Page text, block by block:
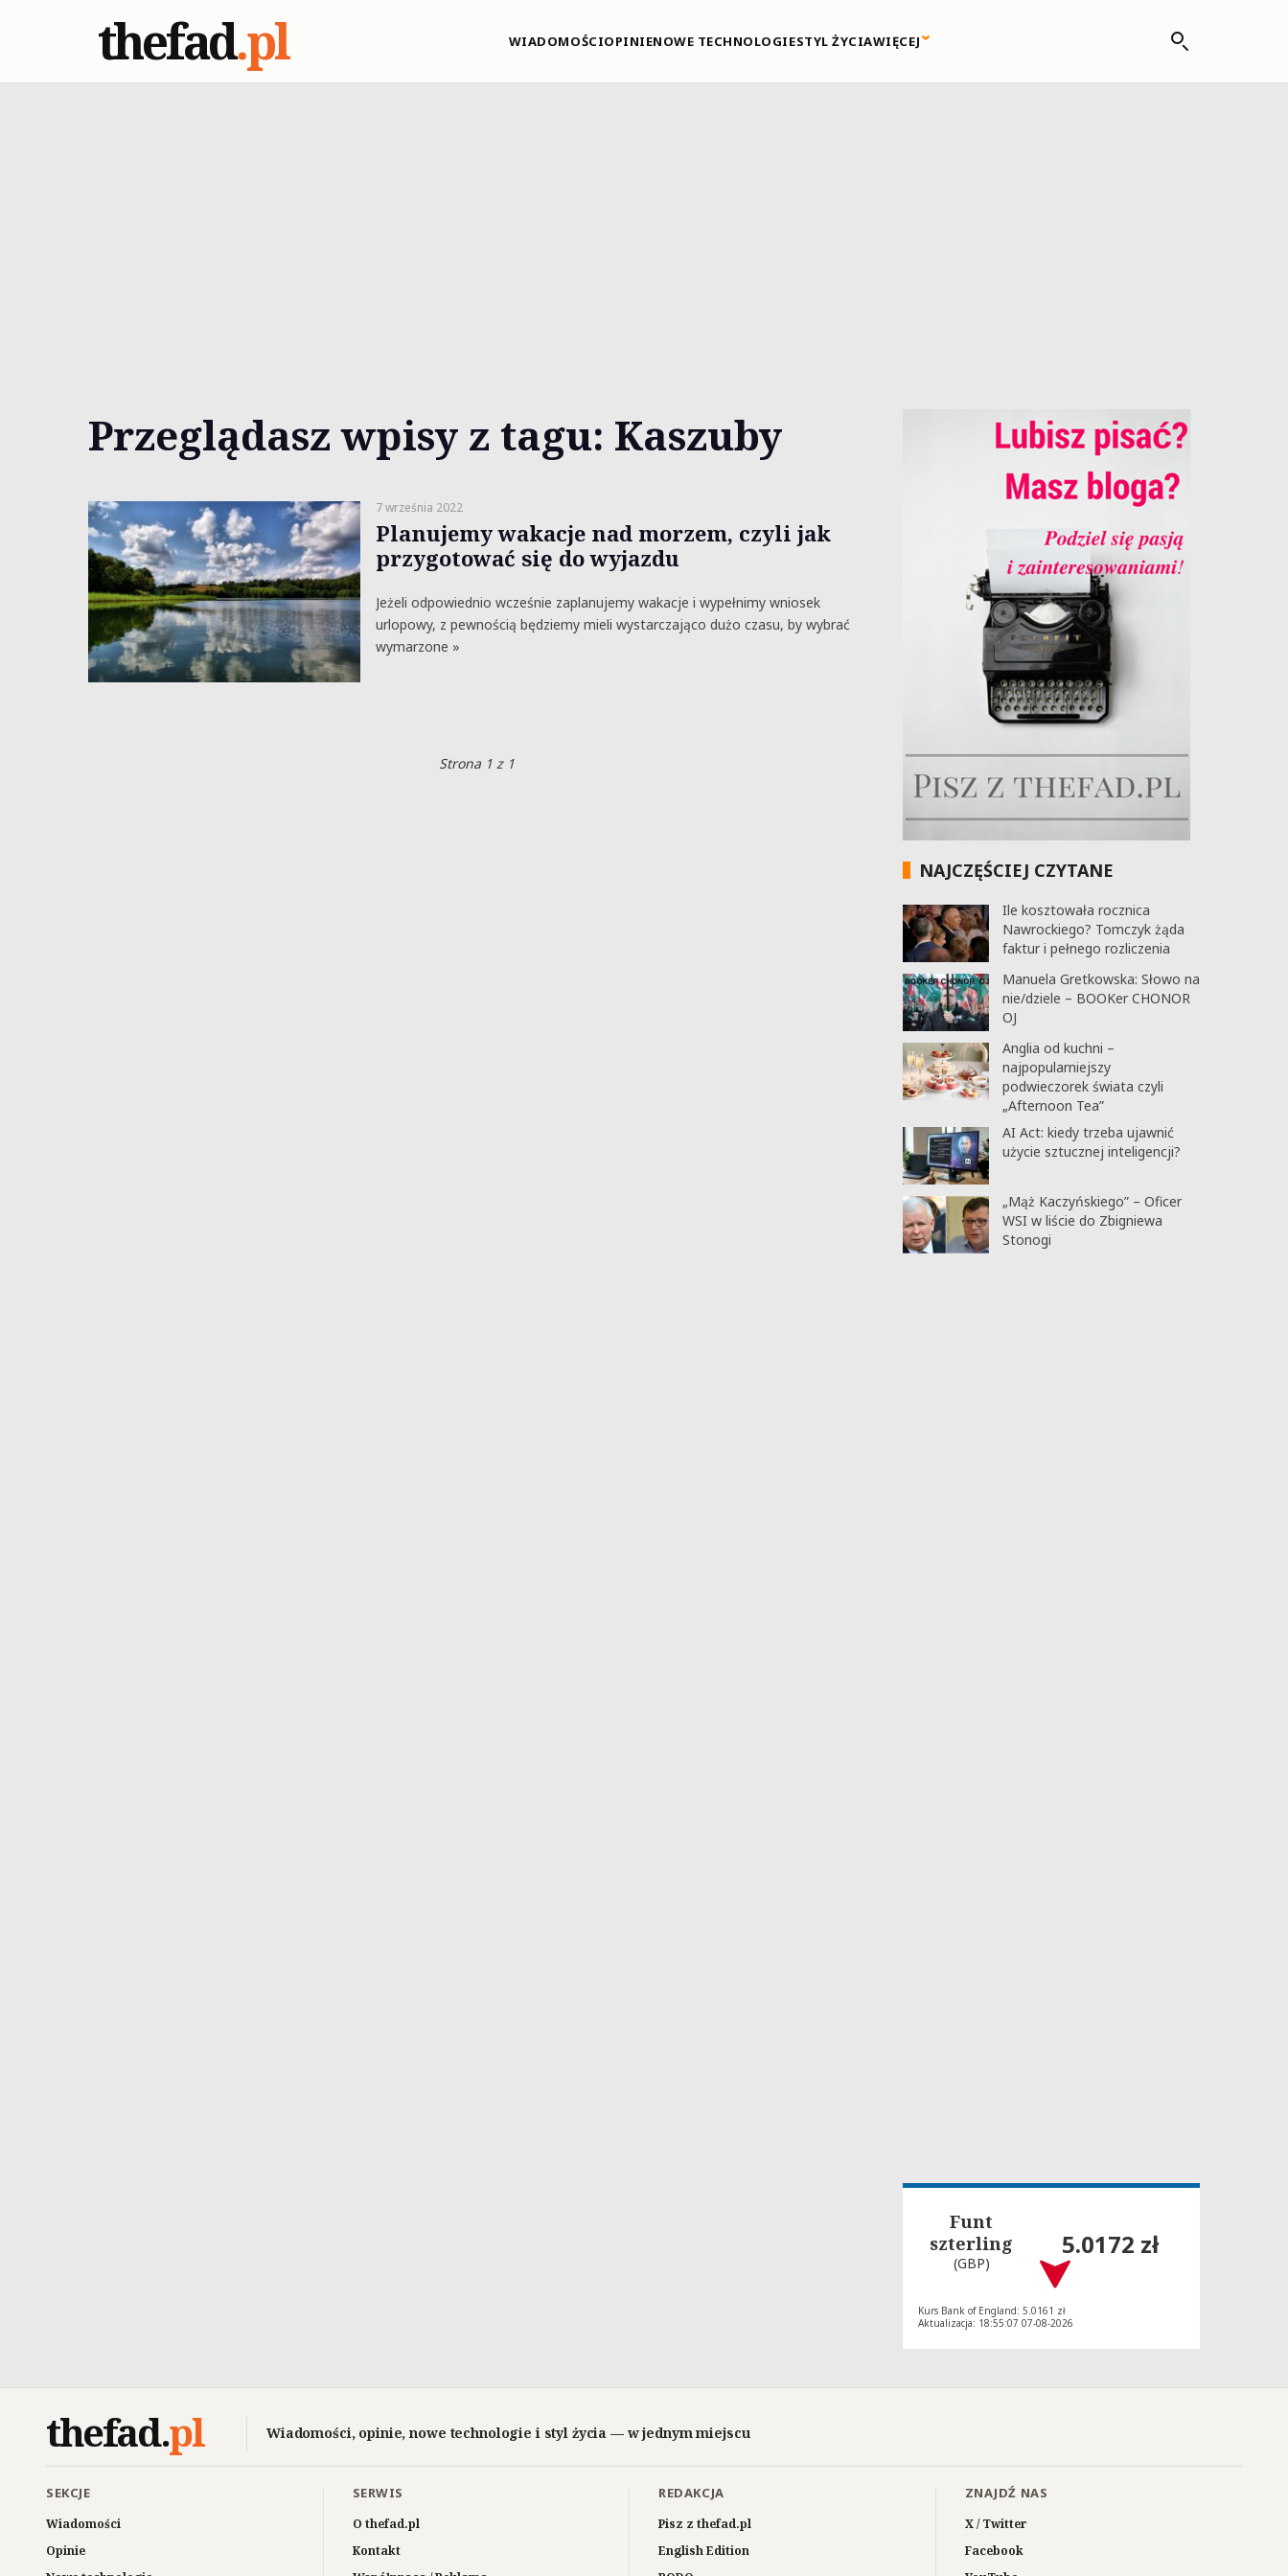
thefad.pl WIADOMOŚCIOPINIENOWE TECHNOLOGIESTYL ŻYCIAWIĘCEJ
Przeglądasz wpisy z tagu: Kaszuby
7 września 2022
Planujemy wakacje nad morzem, czyli jak
przygotować się do wyjazdu
Jeżeli odpowiednio wcześnie zaplanujemy wakacje i wypełnimy wniosek
urlopowy, z pewnością będziemy mieli wystarczająco dużo czasu, by wybrać
wymarzone »
Strona 1 z 1
NAJCZĘŚCIEJ CZYTANE
Ile kosztowała rocznica
Nawrockiego? Tomczyk żąda
faktur i pełnego rozliczenia
Manuela Gretkowska: Słowo na
nie/dziele – BOOKer CHONOR
OJ
Anglia od kuchni –
najpopularniejszy
podwieczorek świata czyli
„Afternoon Tea”
AI Act: kiedy trzeba ujawnić
użycie sztucznej inteligencji?
„Mąż Kaczyńskiego” – Oficer
WSI w liście do Zbigniewa
Stonogi
Funt
szterling
(GBP)
5.0172 zł
Kurs Bank of England: 5.0161 zł
Aktualizacja: 18:55:07 07-08-2026
thefad.pl Wiadomości, opinie, nowe technologie i styl życia — w jednym miejscu
SEKCJE
Wiadomości
Opinie
SERWIS
O thefad.pl
Kontakt
REDAKCJA
Pisz z thefad.pl
English Edition
ZNAJDŹ NAS
X / Twitter
Facebook